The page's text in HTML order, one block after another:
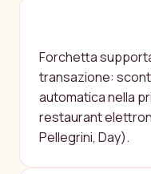
Forchetta
transazione:
automatica nella
restaurant
Pellegrini, Day).